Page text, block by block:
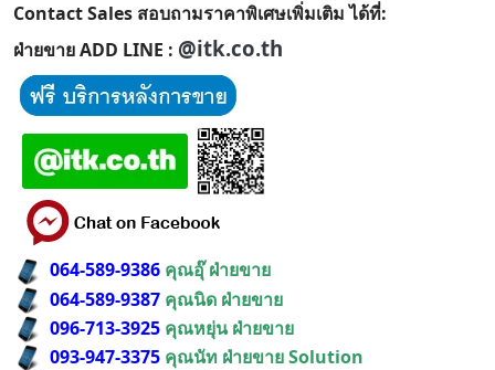
Contact Sales สอบถามราคาพิเศษเพิ่มเติม ได้ที่:
ฝ่ายขาย ADD LINE : @itk.co.th
064-589-9386 คุณอุ๊ ฝ่ายขาย
064-589-9387 คุณนิด ฝ่ายขาย
096-713-3925 คุณหยุ่น ฝ่ายขาย
093-947-3375 คุณนัท ฝ่ายขาย Solution